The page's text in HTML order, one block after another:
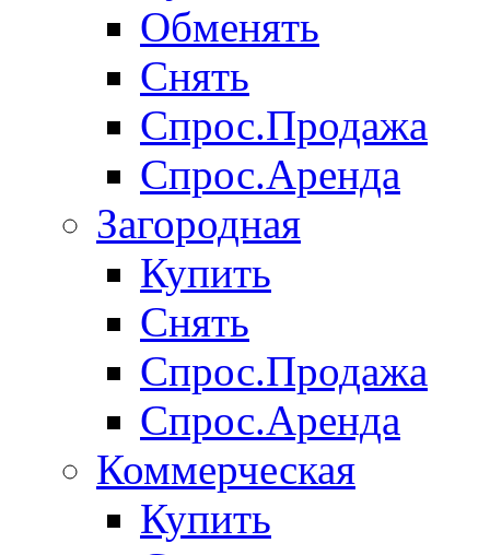
Обменять
Снять
Спрос.Продажа
Спрос.Аренда
Загородная
Купить
Снять
Спрос.Продажа
Спрос.Аренда
Коммерческая
Купить